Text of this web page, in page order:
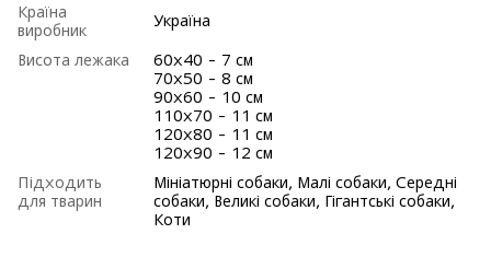
Країна
виробник
Україна
Висота лежака
60х40 - 7 см
70х50 - 8 см
90х60 - 10 см
110х70 - 11 см
120х80 - 11 см
120х90 - 12 см
Підходить
для тварин
Мініатюрні собаки, Малі собаки, Середні
собаки, Великі собаки, Гігантські собаки,
Коти